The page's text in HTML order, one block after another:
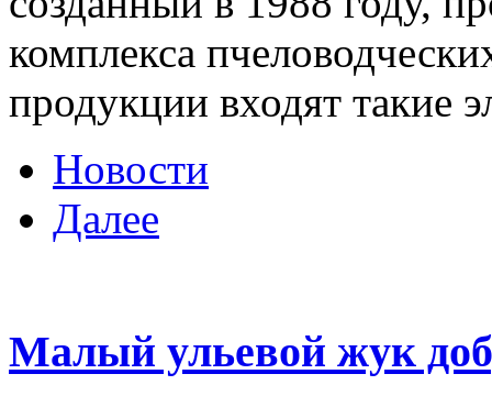
комплекса
продукции входят такие
Новости
Далее
Малый ульевой жук